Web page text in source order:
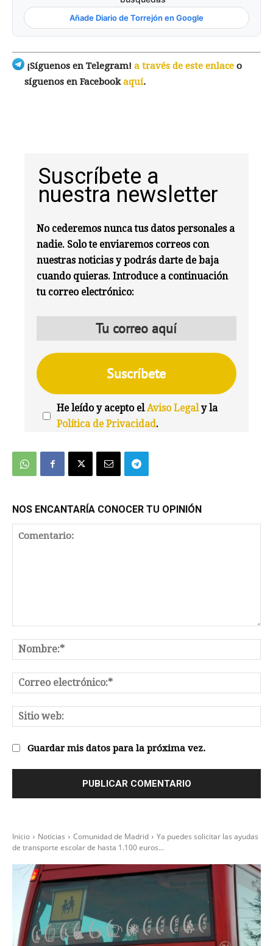
Añade Diario de Torrejón en Google
¡Síguenos en Telegram! a través de este enlace o
síguenos en Facebookaquí.
Suscríbete a
nuestra newsletter
No cederemos nunca tus datos personales a
nadie. Solo te enviaremos correos con
nuestras noticias y podrás darte de baja
cuando quieras. Introduce a continuación
tu correo electrónico:
He leído y acepto elAviso Legaly la
Política de Privacidad.
NOS ENCANTARÍA CONOCER TU OPINIÓN
Guardar mis datos para la próxima vez.